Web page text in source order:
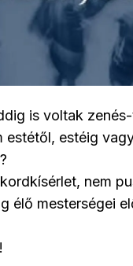
is voltak
estétől, estéig
nem
élő mesterségei